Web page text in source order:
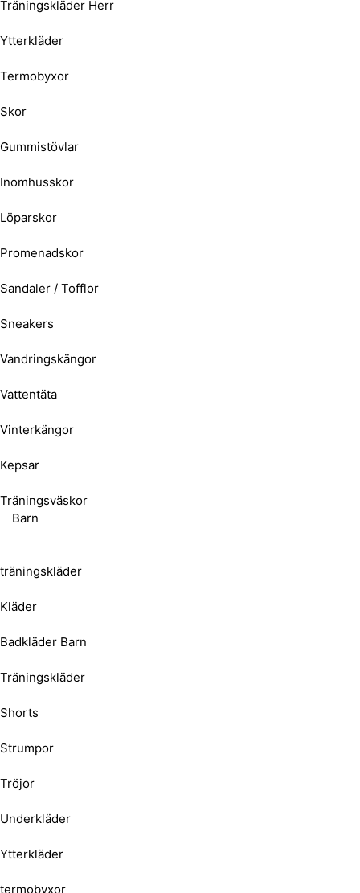
Träningskläder Herr
Ytterkläder
Termobyxor
Skor
Gummistövlar
Inomhusskor
Löparskor
Promenadskor
Sandaler / Tofflor
Sneakers
Vandringskängor
Vattentäta
Vinterkängor
Kepsar
Träningsväskor
Barn
träningskläder
Kläder
Badkläder Barn
Träningskläder
Shorts
Strumpor
Tröjor
Underkläder
Ytterkläder
termobyxor